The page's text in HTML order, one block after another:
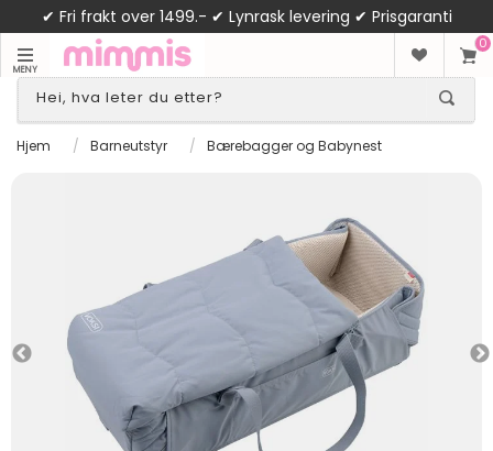
✔ Fri frakt over 1499.- ✔ Lynrask levering ✔ Prisgaranti
MENY
0
Hjem / Barneutstyr / Bærebagger og Babynest